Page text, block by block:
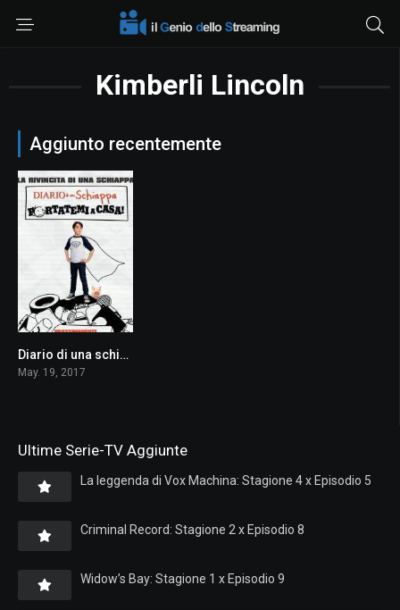
Kimberli Lincoln
Aggiunto recentemente
4.4Diario di una schiappa – Portatemi a casa
May. 19, 2017
Ultime Serie-TV Aggiunte
La leggenda di Vox Machina: Stagione 4 x Episodio 5
Criminal Record: Stagione 2 x Episodio 8
Widow’s Bay: Stagione 1 x Episodio 9